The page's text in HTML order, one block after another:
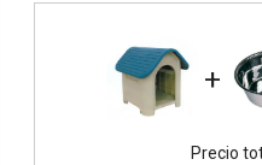
+
Precio